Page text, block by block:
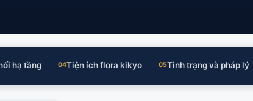
hạ tầng 04Tiện ích flora kikyo 05Tình trạng và pháp lý